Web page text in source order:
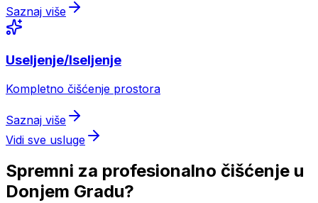
Saznaj više
Useljenje/Iseljenje
Kompletno čišćenje prostora
Saznaj više
Vidi sve usluge
Spremni za profesionalno čišćenje u
Donjem Gradu?